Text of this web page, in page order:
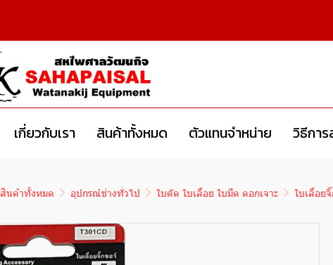
เกี่ยวกับเรา สินค้าทั้งหมด ตัวแทนจำหน่าย วิธีกา
สินค้าทั้งหมด อุปกรณ์ช่างทั่วไป ใบตัด ใบเลื่อย ใบมีด ดอกเจาะ ใบเลื่อย